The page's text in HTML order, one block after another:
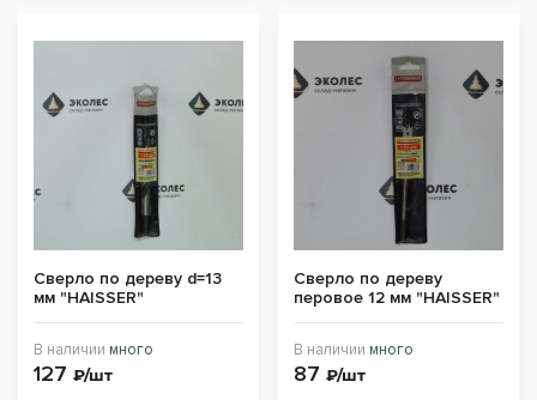
Сверло по дереву d=13
мм "HAISSER"
В наличии много
127 ₽/шт
Сверло по дереву
перовое 12 мм "HAISSER"
В наличии много
87 ₽/шт